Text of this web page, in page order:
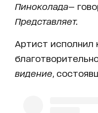
Пиноколада—
Представляет.
Артист исполнил
видение ,